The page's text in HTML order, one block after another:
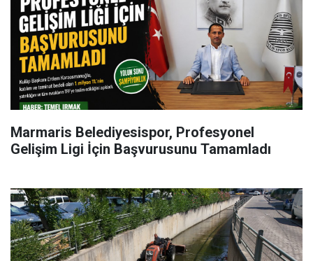
Marmaris Belediyesispor, Profesyonel
Gelişim Ligi İçin Başvurusunu Tamamladı